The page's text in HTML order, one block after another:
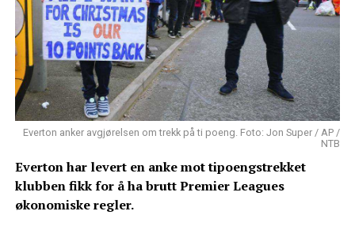
Everton anker avgjørelsen om trekk på ti poeng. Foto: Jon Super / AP /
NTB
Everton har levert en anke mot tipoengstrekket
klubben fikk for å ha brutt Premier Leagues
økonomiske regler.